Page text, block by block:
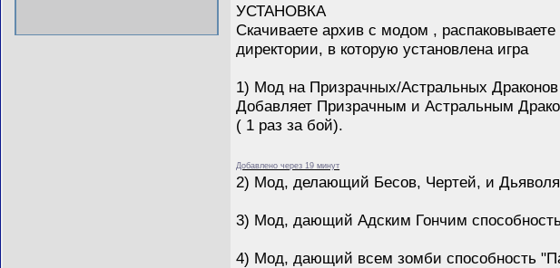
УСТАНОВКА
Скачиваете архив с модом ,
директории, в которую установлена игра
1) Мод на Призрачных/Астральных
Добавляет Призрачным и Астральным
( 1 раз за бой).
Добавлено через 19 минут
2) Мод, делающий Бесов, Чертей, и
3) Мод, дающий Адским Гончим
4) Мод, дающий всем зомби способность